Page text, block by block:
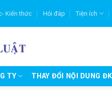
Kiến thức Hỏi đáp Tiện ích
TY THAY ĐỔI NỘI DUNG